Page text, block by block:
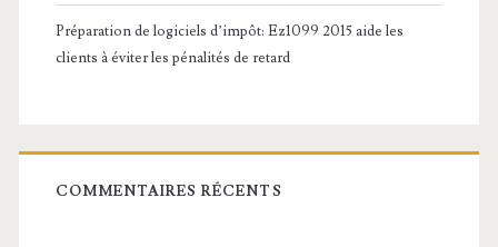
Préparation de logiciels d’impôt: Ez1099 2015 aide les
clients à éviter les pénalités de retard
COMMENTAIRES RÉCENTS